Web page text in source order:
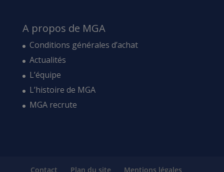
A propos de MGA
Conditions générales d’achat
Actualités
L’équipe
L’histoire de MGA
MGA recrute
Contact Plan du site Mentions légales